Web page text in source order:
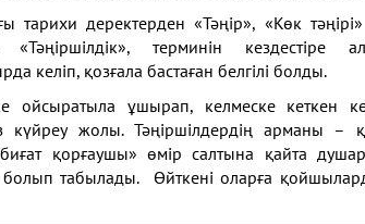
деректерден «Тәңір», «Көк
«Тәңіршілдік», терминін кездестіре
келіп, қозғала бастаған белгілі болды.
ойсыратыла ұшырап, келмеске кеткен
күйреу жолы. Тәңіршілдердің арманы –
қорғаушы» өмір салтына қайта
болып табылады. Өйткені оларға